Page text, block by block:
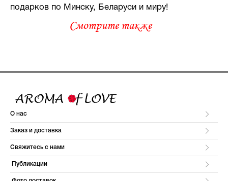
подарков по Минску, Беларуси и миру!
Смотрите также
О нас
Заказ и доставка
Свяжитесь с нами
Публикации